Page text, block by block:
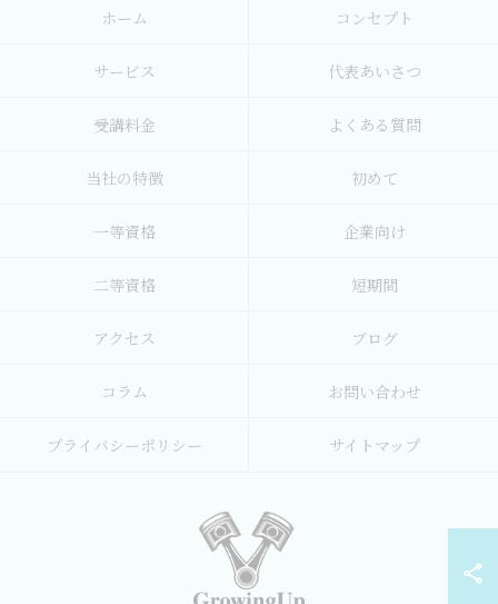
ホーム コンセプト
サービス 代表あいさつ
受講料金 よくある質問
当社の特徴 初めて
一等資格 企業向け
二等資格 短期間
アクセス ブログ
コラム お問い合わせ
プライバシーポリシー サイトマップ